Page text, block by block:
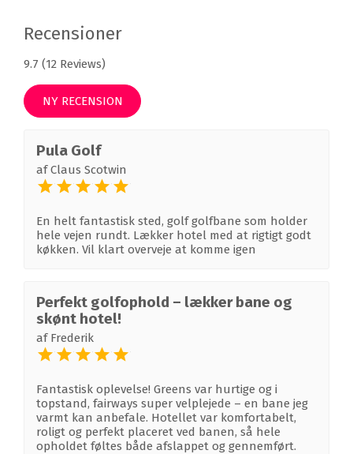
Recensioner
9.7 (12 Reviews)
NY RECENSION
Pula Golf
afClaus Scotwin
En helt fantastisk sted, golf golfbane som holder
hele vejen rundt. Lækker hotel med at rigtigt godt
køkken. Vil klart overveje at komme igen
Perfekt golfophold – lækker bane og
skønt hotel!
af Frederik
Fantastisk oplevelse! Greens var hurtige og i
topstand, fairways super velplejede – en bane jeg
varmt kan anbefale. Hotellet var komfortabelt,
roligt og perfekt placeret ved banen, så hele
opholdet føltes både afslappet og gennemført.